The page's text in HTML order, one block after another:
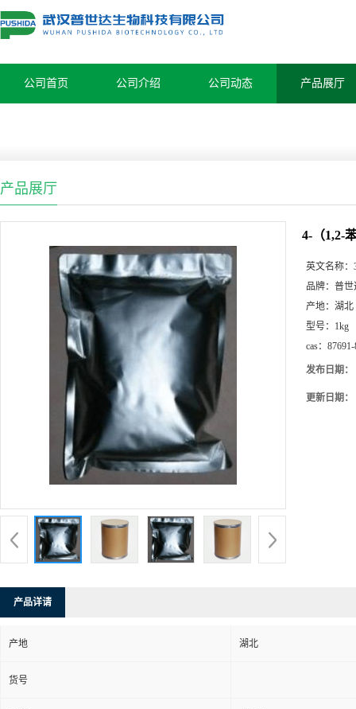
公司首页 公司介绍 公司动态 产品展厅
产品展厅
4-（1,2-
英文名称：
品牌： 普世
产地： 湖北
型号： 1kg
cas：
发布日期：
更新日期：
产品详请
产地 湖北
货号